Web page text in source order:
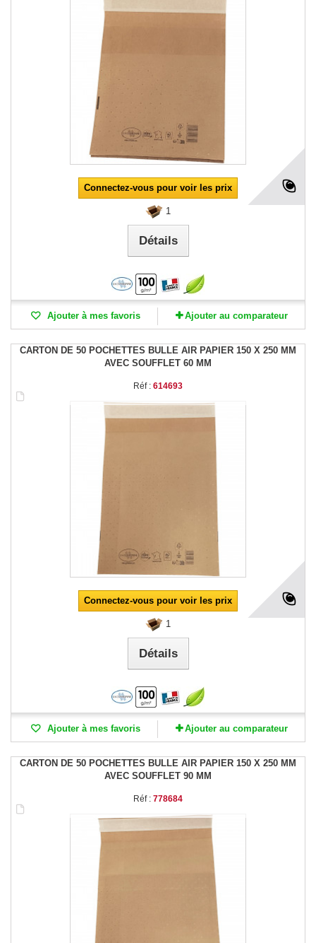
Connectez-vous pour voir les prix
1
Détails
Ajouter à mes favoris Ajouter au comparateur
CARTON DE 50 POCHETTES BULLE AIR PAPIER 150 X 250 MM
AVEC SOUFFLET 60 MM
Réf : 614693
Connectez-vous pour voir les prix
1
Détails
Ajouter à mes favoris Ajouter au comparateur
CARTON DE 50 POCHETTES BULLE AIR PAPIER 150 X 250 MM
AVEC SOUFFLET 90 MM
Réf : 778684